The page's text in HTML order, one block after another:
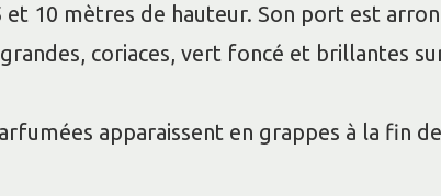
10 mètres de hauteur. Son port est
coriaces, vert foncé et brillantes
apparaissent en grappes à la fin